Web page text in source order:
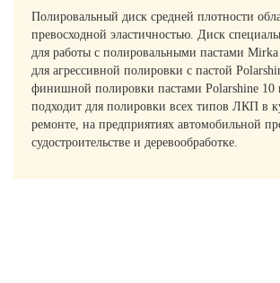
Полировальный диск средней плотности
превосходной эластичностью. Диск
для работы с полировальными пастами Mirka
для агрессивной полировки с пастой
финишной полировки пастами Polarshine 10
подходит для полировки всех типов ЛКП в
ремонте, на предприятиях автомобильной
судостроительстве и деревообработке.